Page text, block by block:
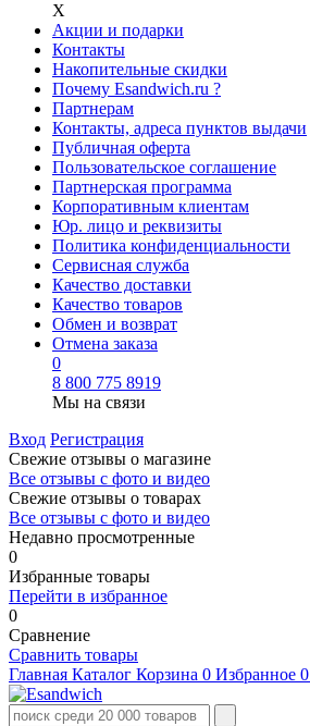
Х
Акции и подарки
Контакты
Накопительные скидки
Почему Esandwich.ru ?
Партнерам
Контакты, адреса пунктов выдачи
Публичная оферта
Пользовательское соглашение
Партнерская программа
Корпоративным клиентам
Юр. лицо и реквизиты
Политика конфиденциальности
Сервисная служба
Качество доставки
Качество товаров
Обмен и возврат
Отмена заказа
0
8 800 775 8919
Мы на связи
Вход Регистрация
Свежие отзывы о магазине
Все отзывы с фото и видео
Свежие отзывы о товарах
Все отзывы c фото и видео
Недавно просмотренные
0
Избранные товары
Перейти в избранное
0
Сравнение
Сравнить товары
Главная Каталог Корзина 0 Избранное 0